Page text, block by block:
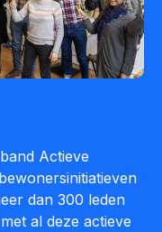
Actieve
dan 300 leden
al deze actieve